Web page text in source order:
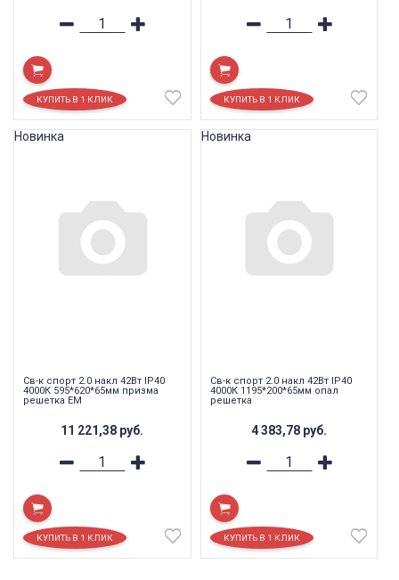
Св-к спорт 2.0 накл 42Вт IP40
4000К 595*620*65мм призма
решетка EM
11 221,38 руб.
Новинка
Св-к спорт 2.0 накл 42Вт IP40
4000К 1195*200*65мм опал
решетка
4 383,78 руб.
Новинка